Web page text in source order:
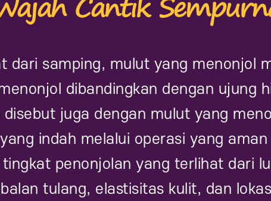
dari samping, mulut yang menonjol
dibandingkan dengan ujung
disebut juga dengan mulut yang
indah melalui operasi yang
penonjolan yang terlihat dari
tulang, elastisitas kulit, dan